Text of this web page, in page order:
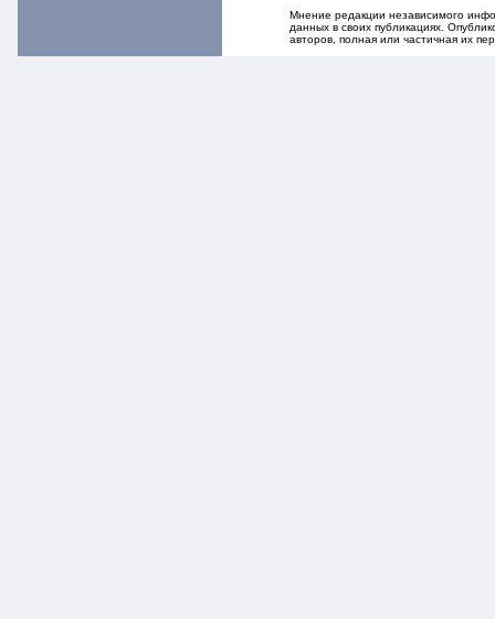
Мнение редакции независимого
данных в своих публикациях.
авторов, полная или частичная их